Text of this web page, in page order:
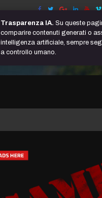
Trasparenza IA. Su queste
comparire contenuti generati o
intelligenza artificiale, sempre
a controllo umano.